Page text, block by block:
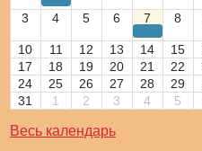
3 4 5 6 7 8
10 11 12 13 14 15
17
18 19 20 21 22
24
25 26 27 28 29
31
1 2 3 4 5
Весь календарь